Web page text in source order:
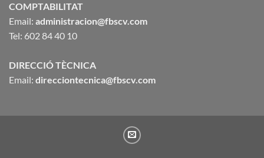
COMPTABILITAT
Email: administracion@fbscv.com
Tel: 602 84 40 10
DIRECCIÓ TÈCNICA
Email: direcciontecnica@fbscv.com